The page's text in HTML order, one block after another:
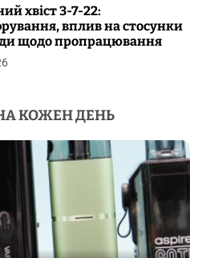
хвіст 3-7-22:
вплив на стосунки
щодо пропрацювання
КОЖЕН ДЕНЬ